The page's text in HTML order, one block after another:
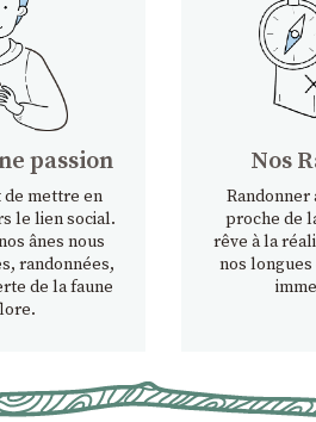
passion
mettre en
le lien social.
ânes nous
randonnées,
de la faune
Nos
proche de
rêve à la
nos